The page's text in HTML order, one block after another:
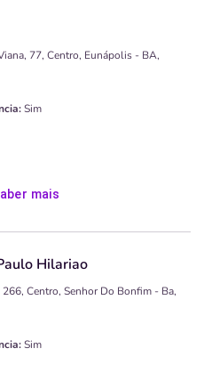
77, Centro, Eunápolis - BA,
Sim
mais
Hilariao
Centro, Senhor Do Bonfim - Ba,
Sim